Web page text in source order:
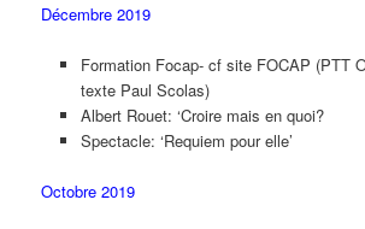
Décembre 2019
Formation Focap- cf site FOCAP (PTT
texte Paul Scolas)
Albert Rouet: ‘Croire mais en quoi?
Spectacle: ‘Requiem pour elle’
Octobre 2019